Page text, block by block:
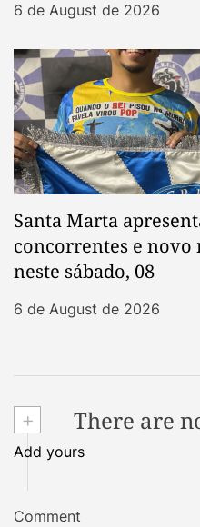
6 de August de 2026
Santa Marta
concorrentes e novo
neste sábado, 08
6 de August de 2026
+ There are
Add yours
Comment